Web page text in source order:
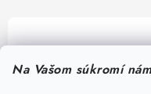
Na Vašom súkromí
Potrebujete s